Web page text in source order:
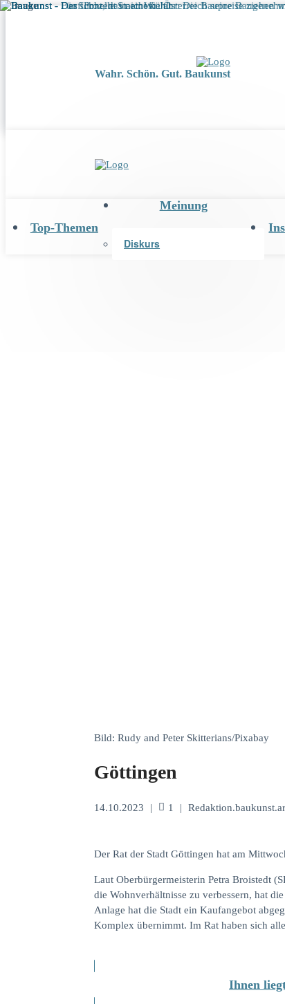
Wahr. Schön. Gut. Baukunst
Top-Themen
Meinung
Diskurs
Bild: Rudy and Peter Skitterians/Pixabay
Göttingen
14.10.2023 | 1 |
Der Rat der Stadt Göttingen hat am
Laut Oberbürgermeisterin Petra Broistedt
die Wohnverhältnisse zu verbessern, hat
Anlage hat die Stadt ein Kaufangebot
Komplex übernimmt. Im Rat haben sich
Ihnen